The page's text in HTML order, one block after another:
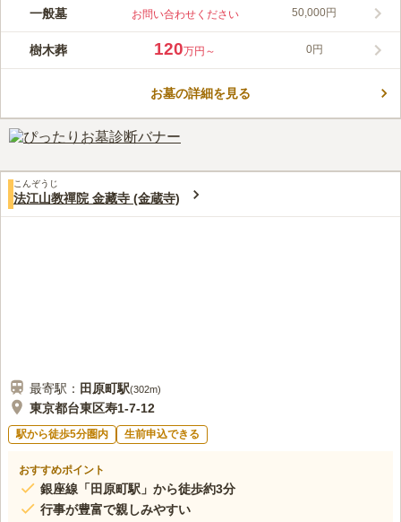
東北線「日暮里駅」から徒歩3分と、歩いて参拝できるアクセス
のお墓参りにも適しています。墓地の間の歩道は、広いため安心
してご利用頂けます。自然にあふれる了俒寺谷中墓苑は、陽当た
宗派は不問なので、どなたでもご利用いただけます。
この霊園はまだ誰からも評価されていません。
一般墓 お問い合わせください 50,000円
樹木葬 120万円～ 0円
お墓の詳細を見る
こんぞうじ
法江山教禪院 金藏寺 (金蔵寺)
最寄駅： 田原町駅(302m)
東京都台東区寿1-7-12
駅から徒歩5分圏内 生前申込できる
おすすめポイント
銀座線「田原町駅」から徒歩約3分
行事が豊富で親しみやすい